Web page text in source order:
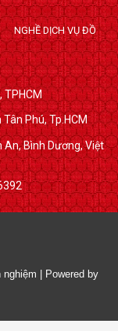
NGHỀ DỊCH VỤ ĐỒ
TPHCM
Phú, Tp.HCM
Bình Dương, Việt
nghiệm | Powered by